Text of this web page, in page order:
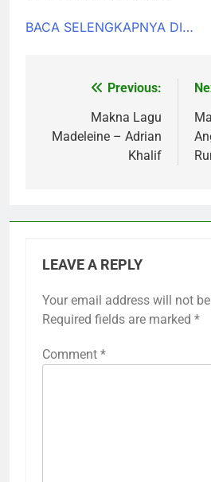
BACA SELENGKAPNYA DI…
navigation
Previous:
Makna Lagu
Madeleine – Adrian
Khalif
LEAVE A REPLY
Your email address will not
Required fields are marked *
Comment *